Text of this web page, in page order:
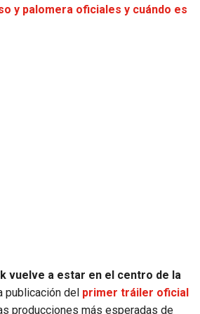
y palomera oficiales y cuándo es
vuelve a estar en el centro de la
publicación del primer tráiler oficial
producciones más esperadas de